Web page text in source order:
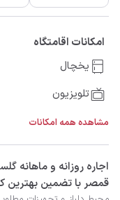
امکانات اقامتگاه
یخچال
تلویزیون
مشاهده همه امکانات
قمصر با تضمین بهترین